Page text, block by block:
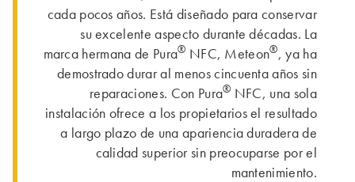
cada pocos años. Está diseñado para conservar
su excelente aspecto durante décadas. La
marca hermana de Pura® NFC, Meteon®, ya ha
demostrado durar al menos cincuenta años sin
reparaciones. Con Pura® NFC, una sola
instalación ofrece a los propietarios el resultado
a largo plazo de una apariencia duradera de
calidad superior sin preocuparse por el
mantenimiento.